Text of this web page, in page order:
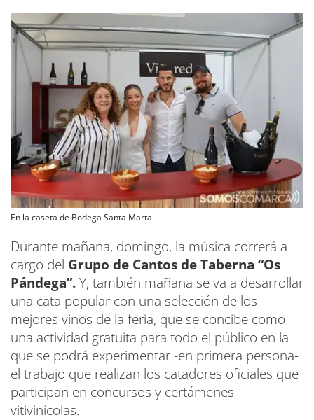
En la caseta de Bodega Santa Marta
Durante mañana, domingo, la música correrá a
cargo del Grupo de Cantos de Taberna “Os
Pándega”.Y, también mañana se va a desarrollar
una cata popular con una selección de los
mejores vinos de la feria, que se concibe como
una actividad gratuita para todo el público en la
que se podrá experimentar -en primera persona-
el trabajo que realizan los catadores oficiales que
participan en concursos y certámenes
vitivinícolas.